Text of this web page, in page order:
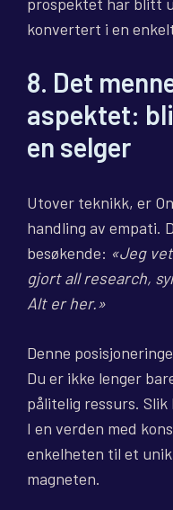
konvertert i en
8. Det
aspektet:
en selger
Utover teknikk, er
handling av empati.
besøkende: «Jeg
gjort all research,
Alt er her.»
Denne
Du er ikke lenger
pålitelig ressurs.
I en verden med
enkelheten til et
magneten.